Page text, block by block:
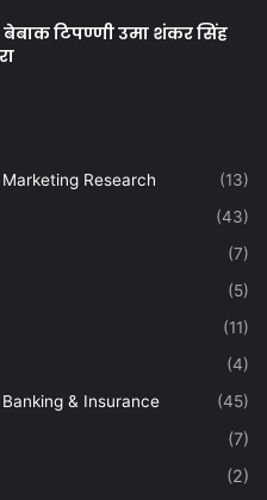
टिपण्णी उमा शंकर सिंह
Research
(13)
(43)
(7)
(5)
(11)
(4)
& Insurance
(45)
(7)
(2)